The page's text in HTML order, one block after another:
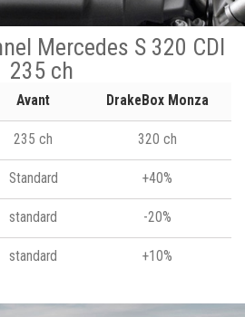
Mercedes S 320 CDI
235 ch
Avant DrakeBox Monza
235 ch 320 ch
Standard +40%
standard -20%
standard +10%